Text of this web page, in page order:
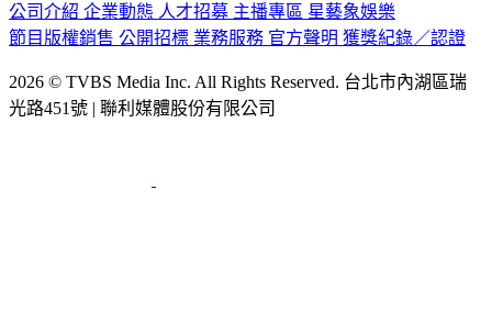
公司介紹 企業動態 人才招募 主播專區 星藝象娛樂
節目版權銷售 公開招標 業務服務 官方聲明 獲獎紀錄／認證
2026 © TVBS Media Inc. All Rights Reserved. 台北市內湖區瑞
光路451號 | 聯利媒體股份有限公司